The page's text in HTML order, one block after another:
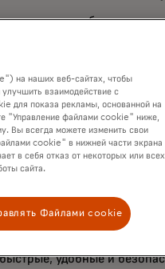
уверенности в
Инновации в
удобные и
на наших веб-сайтах, чтобы
взаимодействие с
для показа рекламы, основанной на
"Управление файлами cookie" ниже,
Вы всегда можете изменить свои
cookie" в нижней части экрана
в себя отказ от некоторых или всех
сайта.
Файлами cookie